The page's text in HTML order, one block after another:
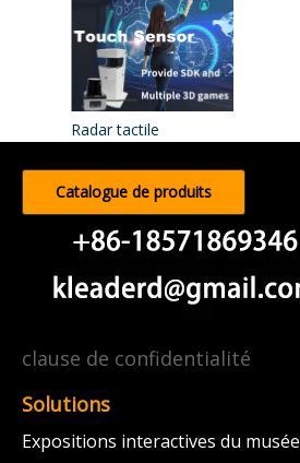
Radar tactile
Catalogue de produits
clause de confidentialité
Solutions
Expositions interactives du musée